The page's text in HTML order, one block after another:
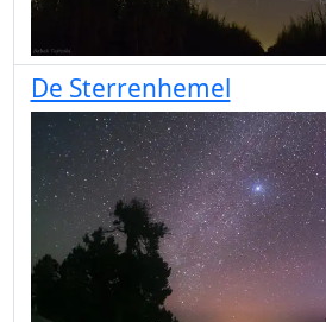
De Sterrenhemel